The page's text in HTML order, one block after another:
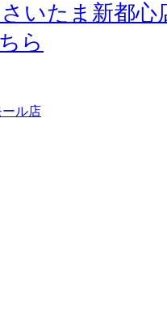
いたま新都心
ら
ル店